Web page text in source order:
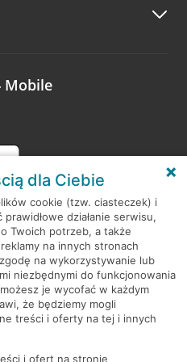
z nami opinią o wizycie.
Mobile
dla Ciebie
cookie (tzw. ciasteczek) i
działanie serwisu,
Twoich potrzeb, a także
na innych stronach
na wykorzystywanie lub
niezbędnymi do funkcjonowania
je wycofać w każdym
że będziemy mogli
treści i oferty na tej i innych
i ofert na stronie